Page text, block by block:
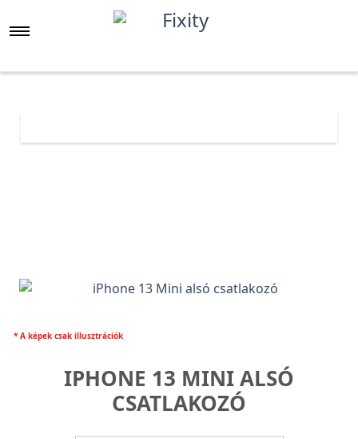
* A képek csak illusztrációk
IPHONE 13 MINI ALSÓ
CSATLAKOZÓ